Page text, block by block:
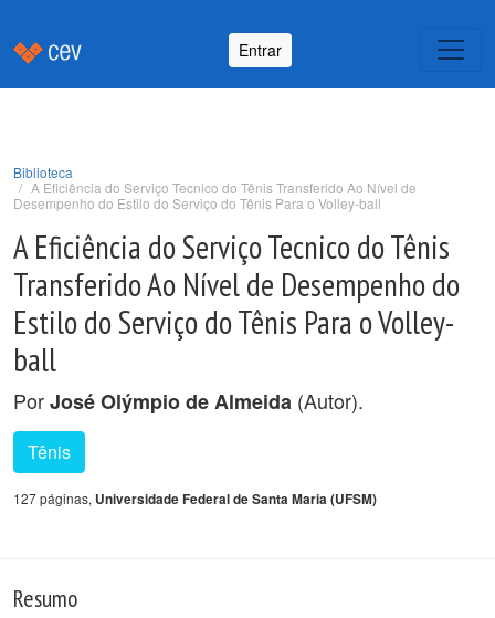
Entrar
Biblioteca
A Eficiência do Serviço Tecnico do Tênis Transferido Ao Nível de
Desempenho do Estilo do Serviço do Tênis Para o Volley-ball
A Eficiência do Serviço Tecnico do Tênis
Transferido Ao Nível de Desempenho do
Estilo do Serviço do Tênis Para o Volley-
ball
PorJosé Olýmpio de Almeida (Autor).
Tênis
127 páginas, Universidade Federal de Santa Maria (UFSM)
Resumo